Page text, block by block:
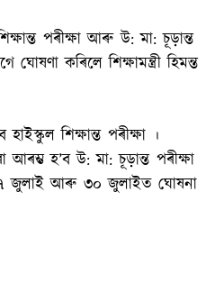
পৰীক্ষা আৰু উ: মা: চূড়ান্ত
ঘোষণা কৰিলে শিক্ষামন্ত্ৰী হিমন্ত
শিক্ষান্ত পৰীক্ষা ।
হ’ব উ: মা: চূড়ান্ত পৰীক্ষা
৭ জুলাই আৰু ৩০ জুলাইত ঘোষনা